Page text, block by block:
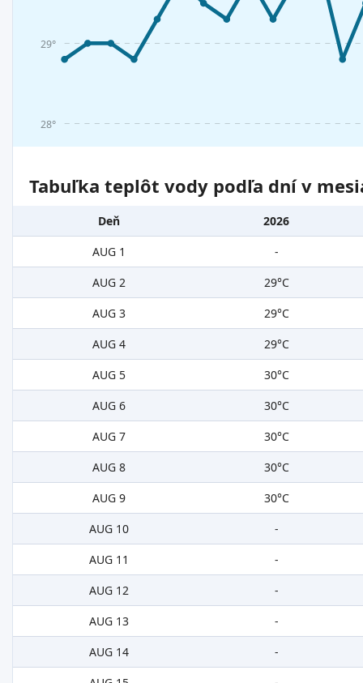
28°
29°
Tabuľka teplôt vody podľa dní v
Deň
2026
AUG 1
-
AUG 2
29°C
AUG 3
29°C
AUG 4
29°C
AUG 5
30°C
AUG 6
30°C
AUG 7
30°C
AUG 8
30°C
AUG 9
30°C
AUG 10
-
AUG 11
-
AUG 12
-
AUG 13
-
AUG 14
-